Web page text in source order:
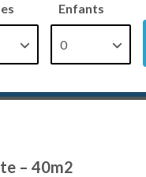
Enfants
– 40m2